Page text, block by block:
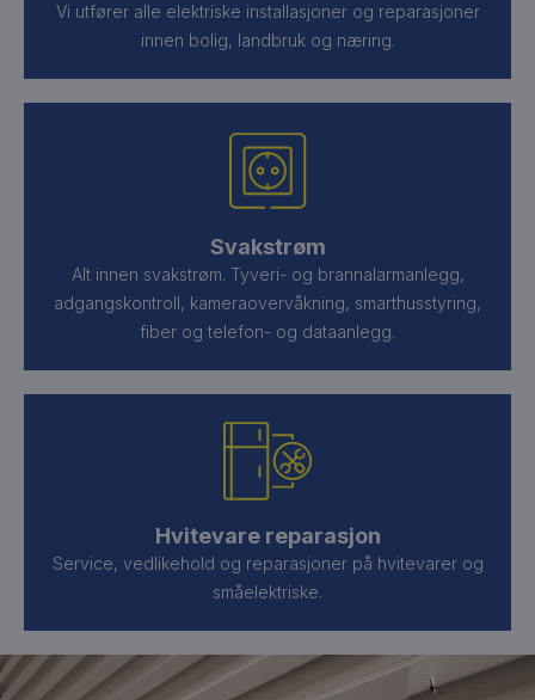
Vi utfører alle elektriske installasjoner og reparasjoner
innen bolig, landbruk og næring.
Svakstrøm
Alt innen svakstrøm. Tyveri- og brannalarmanlegg,
adgangskontroll, kameraovervåkning, smarthusstyring,
fiber og telefon- og dataanlegg.
Hvitevare reparasjon
Service, vedlikehold og reparasjoner på hvitevarer og
småelektriske.